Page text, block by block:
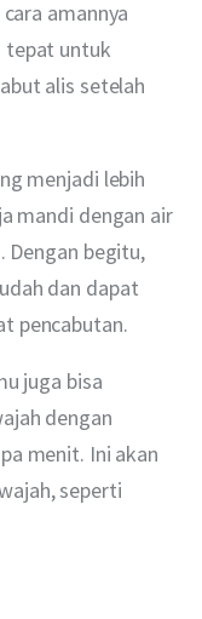
amannya
tepat untuk
alis setelah
menjadi lebih
mandi dengan air
Dengan begitu,
dan dapat
pencabutan.
juga bisa
dengan
menit. Ini akan
seperti